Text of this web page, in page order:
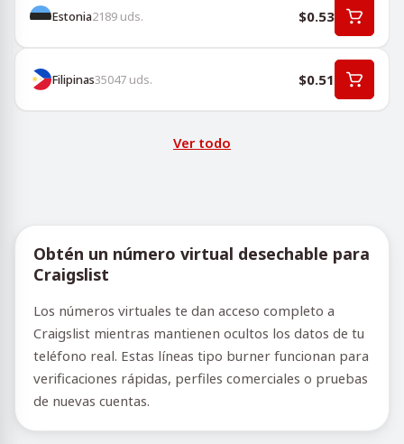
Estonia2189 uds. $0.53
Filipinas35047 uds. $0.51
Ver todo
Obtén un número virtual desechable para
Craigslist
Los números virtuales te dan acceso completo a
Craigslist mientras mantienen ocultos los datos de tu
teléfono real. Estas líneas tipo burner funcionan para
verificaciones rápidas, perfiles comerciales o pruebas
de nuevas cuentas.